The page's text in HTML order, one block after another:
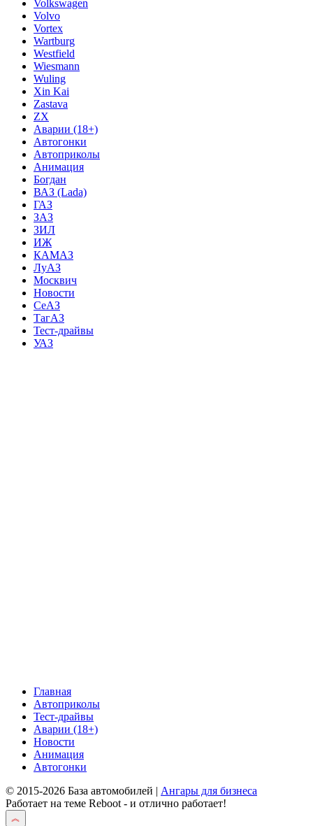
Volkswagen
Volvo
Vortex
Wartburg
Westfield
Wiesmann
Wuling
Xin Kai
Zastava
ZX
Аварии (18+)
Автогонки
Автоприколы
Анимация
Богдан
ВАЗ (Lada)
ГАЗ
ЗАЗ
ЗИЛ
ИЖ
КАМАЗ
ЛуАЗ
Москвич
Новости
СеАЗ
ТагАЗ
Тест-драйвы
УАЗ
Главная
Автоприколы
Тест-драйвы
Аварии (18+)
Новости
Анимация
Автогонки
© 2015-2026 База автомобилей | Ангары для бизнеса
Работает на теме Reboot - и отлично работает!